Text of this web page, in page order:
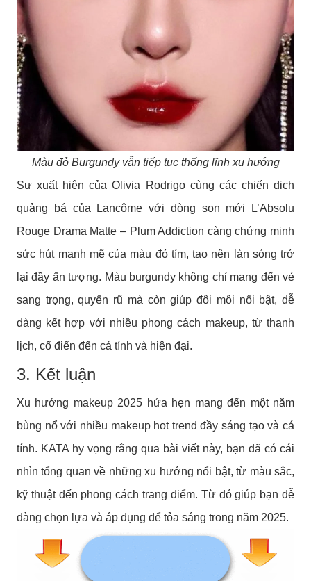
Màu đỏ Burgundy vẫn tiếp tục thống lĩnh xu hướng
Sự xuất hiện của Olivia Rodrigo cùng các chiến dịch
quảng bá của Lancôme với dòng son mới L’Absolu
Rouge Drama Matte – Plum Addiction càng chứng minh
sức hút mạnh mẽ của màu đỏ tím, tạo nên làn sóng trở
lại đầy ấn tượng. Màu burgundy không chỉ mang đến vẻ
sang trọng, quyến rũ mà còn giúp đôi môi nổi bật, dễ
dàng kết hợp với nhiều phong cách makeup, từ thanh
lịch, cổ điển đến cá tính và hiện đại.
3. Kết luận
Xu hướng makeup 2025 hứa hẹn mang đến một năm
bùng nổ với nhiều makeup hot trend đầy sáng tạo và cá
tính. KATA hy vọng rằng qua bài viết này, bạn đã có cái
nhìn tổng quan về những xu hướng nổi bật, từ màu sắc,
kỹ thuật đến phong cách trang điểm. Từ đó giúp bạn dễ
dàng chọn lựa và áp dụng để tỏa sáng trong năm 2025.